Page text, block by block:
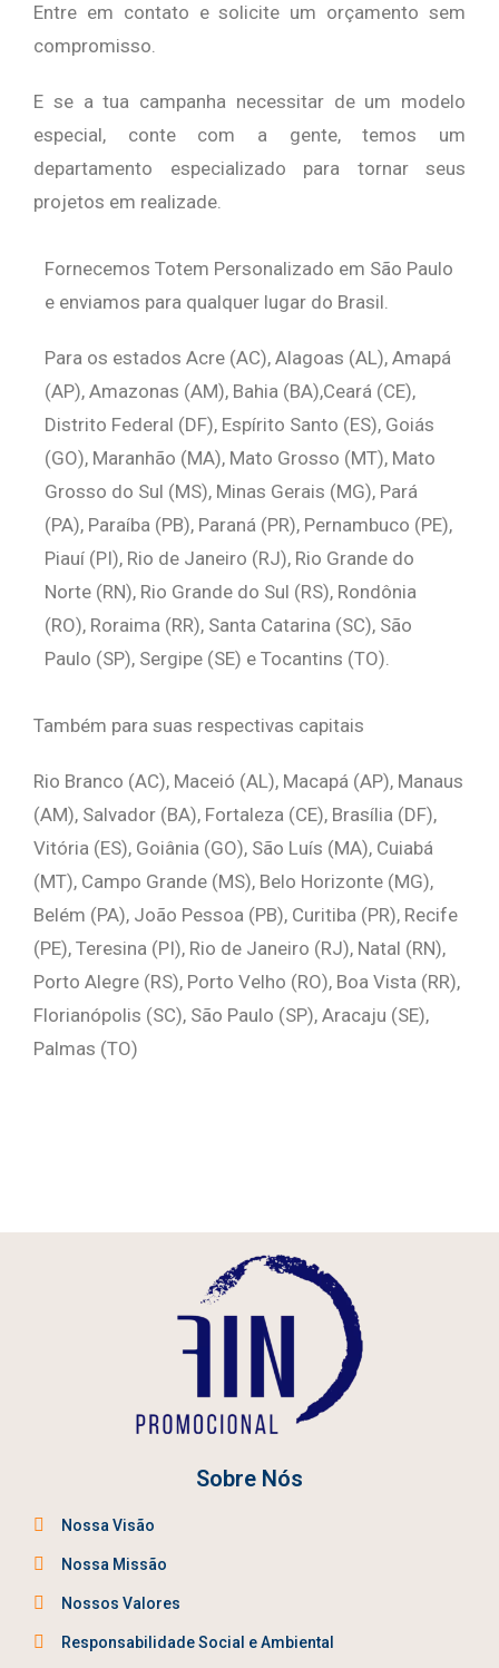
Entre em contato e solicite um orçamento sem
compromisso.
E se a tua campanha necessitar de um modelo
especial, conte com a gente, temos um
departamento especializado para tornar seus
projetos em realizade.
Fornecemos Totem Personalizado em São Paulo
e enviamos para qualquer lugar do Brasil.
Para os estados Acre (AC), Alagoas (AL), Amapá
(AP), Amazonas (AM), Bahia (BA),Ceará (CE),
Distrito Federal (DF), Espírito Santo (ES), Goiás
(GO), Maranhão (MA), Mato Grosso (MT), Mato
Grosso do Sul (MS), Minas Gerais (MG), Pará
(PA), Paraíba (PB), Paraná (PR), Pernambuco (PE),
Piauí (PI), Rio de Janeiro (RJ), Rio Grande do
Norte (RN), Rio Grande do Sul (RS), Rondônia
(RO), Roraima (RR), Santa Catarina (SC), São
Paulo (SP), Sergipe (SE) e Tocantins (TO).
Também para suas respectivas capitais
Rio Branco (AC), Maceió (AL), Macapá (AP), Manaus
(AM), Salvador (BA), Fortaleza (CE), Brasília (DF),
Vitória (ES), Goiânia (GO), São Luís (MA), Cuiabá
(MT), Campo Grande (MS), Belo Horizonte (MG),
Belém (PA), João Pessoa (PB), Curitiba (PR), Recife
(PE), Teresina (PI), Rio de Janeiro (RJ), Natal (RN),
Porto Alegre (RS), Porto Velho (RO), Boa Vista (RR),
Florianópolis (SC), São Paulo (SP), Aracaju (SE),
Palmas (TO)
Sobre Nós
Nossa Visão
Nossa Missão
Nossos Valores
Responsabilidade Social e Ambiental